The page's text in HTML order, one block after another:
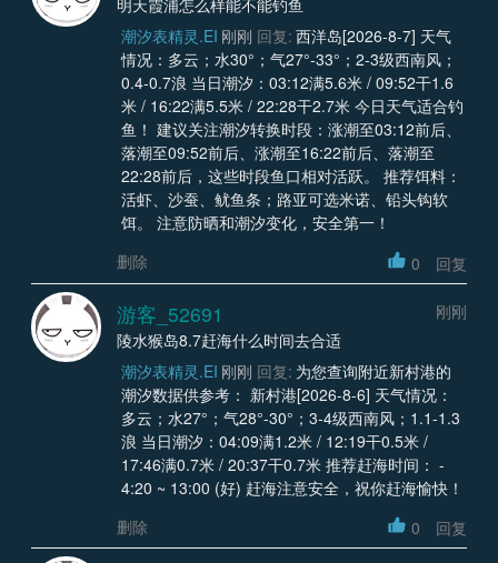
明天霞浦怎么样能不能钓鱼
潮汐表精灵.EI 刚刚 回复: 西洋岛[2026-8-7] 天气
情况：多云；水30°；气27°-33°；2-3级西南风；
0.4-0.7浪 当日潮汐：03:12满5.6米 / 09:52干1.6
米 / 16:22满5.5米 / 22:28干2.7米 今日天气适合钓
鱼！ 建议关注潮汐转换时段：涨潮至03:12前后、
落潮至09:52前后、涨潮至16:22前后、落潮至
22:28前后，这些时段鱼口相对活跃。 推荐饵料：
活虾、沙蚕、鱿鱼条；路亚可选米诺、铅头钩软
饵。 注意防晒和潮汐变化，安全第一！
删除
0 回复
游客_52691
刚刚
陵水猴岛8.7赶海什么时间去合适
潮汐表精灵.EI 刚刚 回复: 为您查询附近新村港的
潮汐数据供参考： 新村港[2026-8-6] 天气情况：
多云；水27°；气28°-30°；3-4级西南风；1.1-1.3
浪 当日潮汐：04:09满1.2米 / 12:19干0.5米 /
17:46满0.7米 / 20:37干0.7米 推荐赶海时间： -
4:20 ~ 13:00 (好) 赶海注意安全，祝你赶海愉快！
删除
0 回复